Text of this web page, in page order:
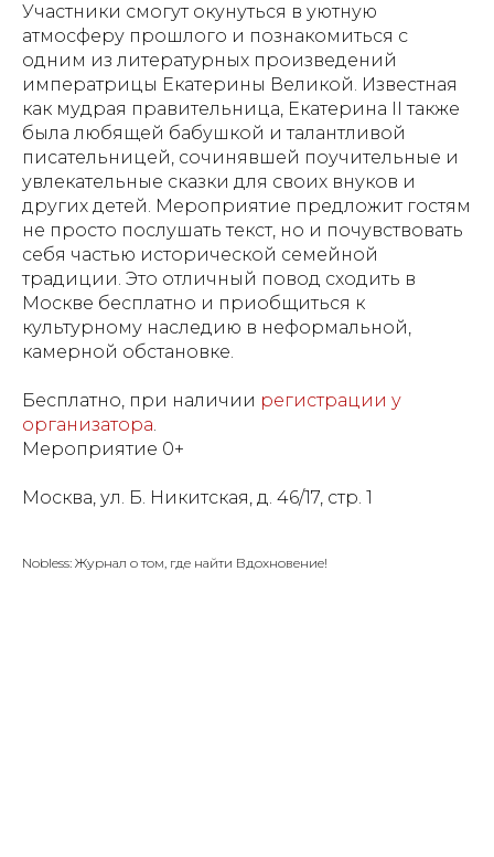
Участники смогут окунуться в уютную
атмосферу прошлого и познакомиться с
одним из литературных произведений
императрицы Екатерины Великой. Известная
как мудрая правительница, Екатерина II также
была любящей бабушкой и талантливой
писательницей, сочинявшей поучительные и
увлекательные сказки для своих внуков и
других детей. Мероприятие предложит гостям
не просто послушать текст, но и почувствовать
себя частью исторической семейной
традиции. Это отличный повод сходить в
Москве бесплатно и приобщиться к
культурному наследию в неформальной,
камерной обстановке.
Бесплатно, при наличии регистрации у
организатора.
Мероприятие 0+
Москва, ул. Б. Никитская, д. 46/17, стр. 1
Nobless: Журнал о том, где найти Вдохновение!